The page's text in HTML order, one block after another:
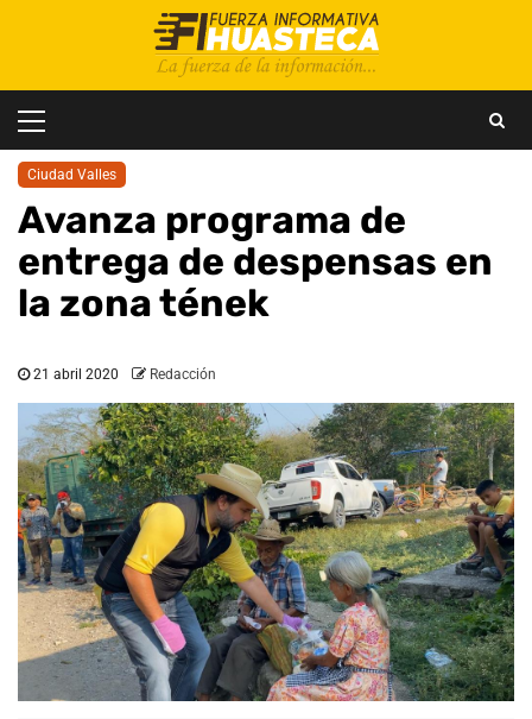
principal
Ciudad Valles
Avanza programa de
entrega de despensas en
la zona tének
21 abril 2020 Redacción